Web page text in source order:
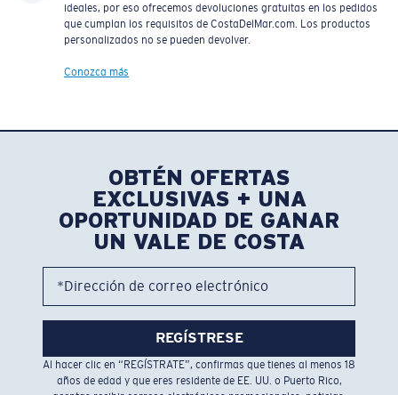
ideales, por eso ofrecemos devoluciones gratuitas en los pedidos
que cumplan los requisitos de CostaDelMar.com. Los productos
personalizados no se pueden devolver.
Conozca más
OBTÉN OFERTAS
EXCLUSIVAS + UNA
OPORTUNIDAD DE GANAR
UN VALE DE COSTA
*Dirección de correo electrónico
REGÍSTRESE
Al hacer clic en “REGÍSTRATE”, confirmas que tienes al menos 18
años de edad y que eres residente de EE. UU. o Puerto Rico,